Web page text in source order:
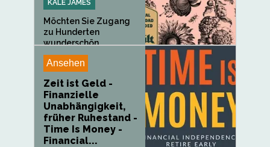
KALE JAMES
Möchten Sie Zugang
zu Hunderten
wunderschön...
Ansehen
Zeit ist Geld -
Finanzielle
Unabhängigkeit,
früher Ruhestand -
Time Is Money -
Financial...